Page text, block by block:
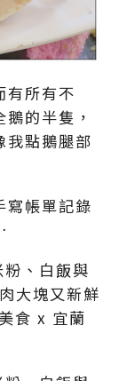
有所有不
的半隻，
點鵝腿部
寫帳單記錄